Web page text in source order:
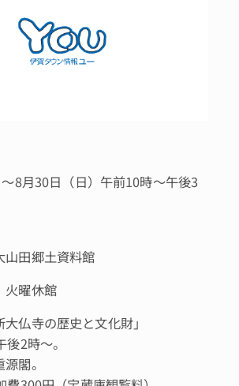
8月30日（日）午前10時～午後3
山田郷土資料館
火曜休館
仏寺の歴史と文化財」
2時～。
閣。